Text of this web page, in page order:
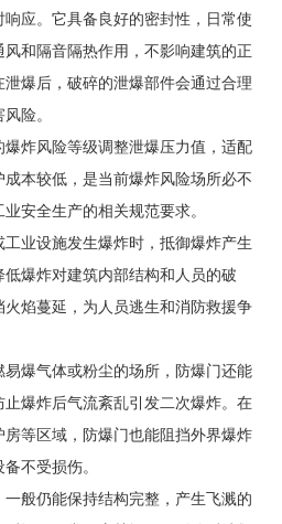
应。它具备良好的密封性，日常使
和隔音隔热作用，不影响建筑的正
爆后，破碎的泄爆部件会通过合理
险。
炸风险等级调整泄爆压力值，适配
本较低，是当前爆炸风险场所必不
安全生产的相关规范要求。
业设施发生爆炸时，抵御爆炸产生
爆炸对建筑内部结构和人员的破
焰蔓延，为人员逃生和消防救援争
爆气体或粉尘的场所，防爆门还能
爆炸后气流紊乱引发二次爆炸。在
等区域，防爆门也能阻挡外界爆炸
不受损伤。
般仍能保持结构完整，产生飞溅的